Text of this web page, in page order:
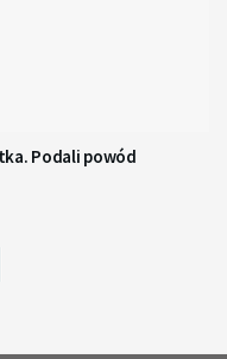
Podali powód